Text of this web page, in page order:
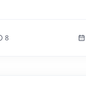
8